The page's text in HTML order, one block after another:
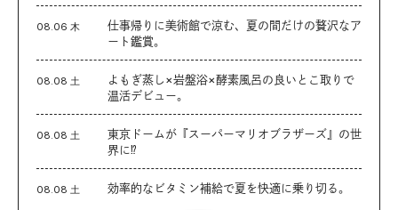
08.06 木
仕事帰りに美術館で涼む、夏の間だけの贅沢なア
ート鑑賞。
08.08 土
よもぎ蒸し×岩盤浴×酵素風呂の良いとこ取りで
温活デビュー。
08.08 土
東京ドームが『スーパーマリオブラザーズ』の世
界に⁉︎
08.08 土 効率的なビタミン補給で夏を快適に乗り切る。